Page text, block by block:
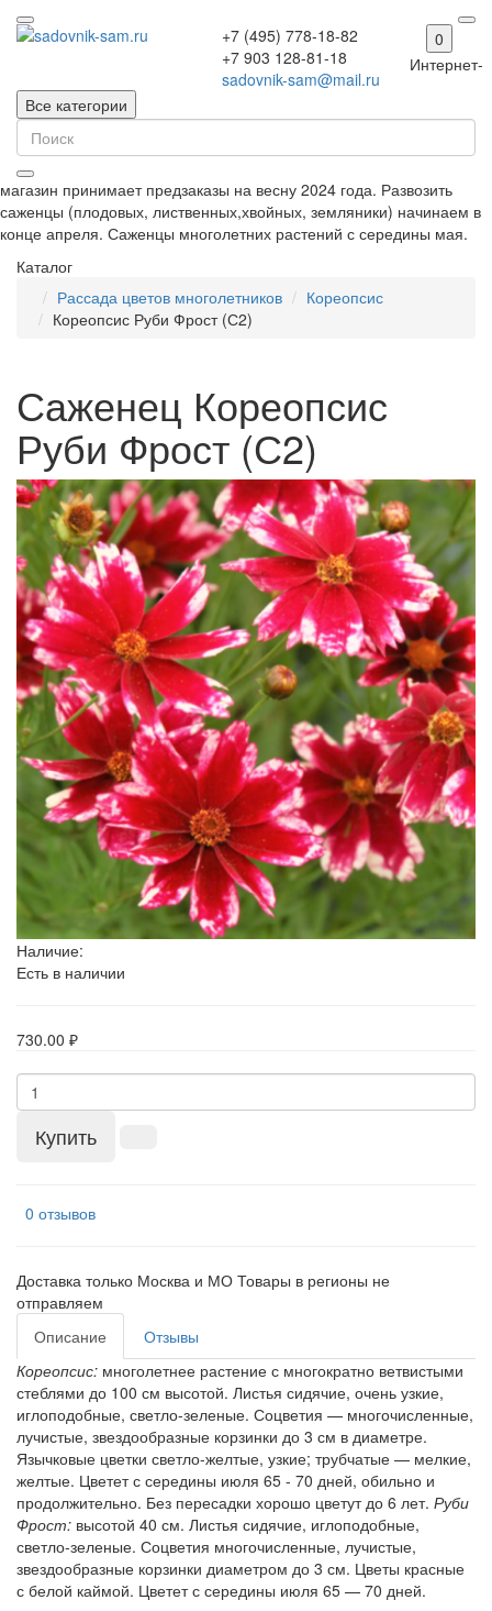
+7 (495) 778-18-82
+7 903 128-81-18
sadovnik-sam@mail.ru
0
Все категории
Интернет-
магазин принимает предзаказы на весну 2024 года. Развозить
саженцы (плодовых, лиственных,хвойных, земляники) начинаем в
конце апреля. Саженцы многолетних растений с середины мая.
Каталог
Рассада цветов многолетников
Кореопсис
Кореопсис Руби Фрост (С2)
Саженец Кореопсис
Руби Фрост (С2)
Наличие:
Есть в наличии
730.00 ₽
Купить
0 отзывов
Доставка только Москва и МО Товары в регионы не
отправляем
Описание
Отзывы
Кореопсис: многолетнее растение с многократно ветвистыми
стеблями до 100 см высотой. Листья сидячие, очень узкие,
иглоподобные, светло-зеленые. Соцветия — многочисленные,
лучистые, звездообразные корзинки до 3 см в диаметре.
Язычковые цветки светло-желтые, узкие; трубчатые — мелкие,
желтые. Цветет с середины июля 65 - 70 дней, обильно и
продолжительно. Без пересадки хорошо цветут до 6 лет. Руби
Фрост: высотой 40 см. Листья сидячие, иглоподобные,
светло-зеленые. Соцветия многочисленные, лучистые,
звездообразные корзинки диаметром до 3 см. Цветы красные
с белой каймой. Цветет с середины июля 65 — 70 дней.